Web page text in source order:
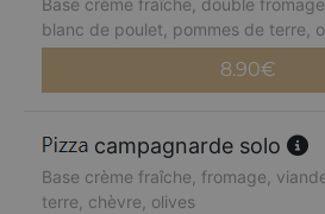
Base crème fraîche, double
blanc de poulet, pommes de terre,
8.90€
campagnarde solo
Base crème fraîche, fromage,
terre, chèvre, olives